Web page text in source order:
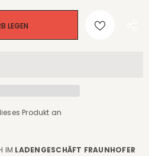
Produkt an
IM LADENGESCHÄFT FRAUNHOFER